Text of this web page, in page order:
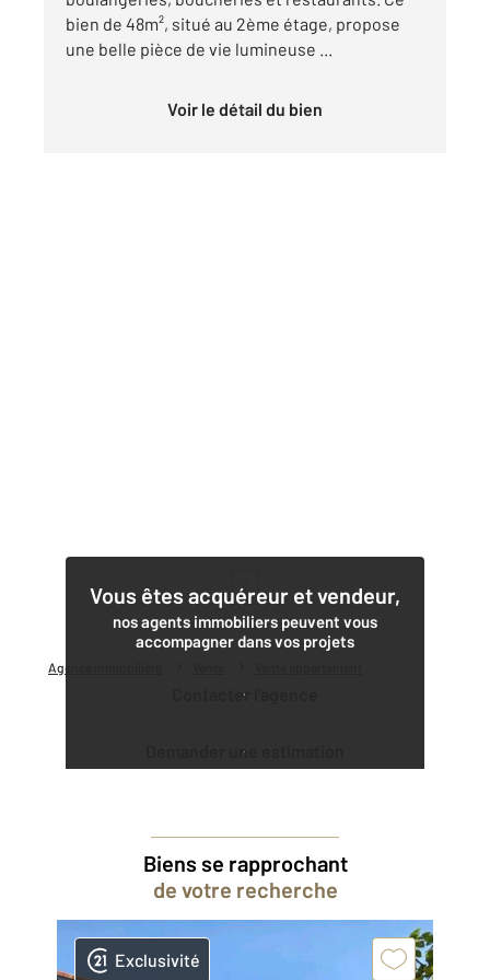
Agence immobilière
bien de 48m², situé au 2ème étage, propose
une belle pièce de vie lumineuse ...
Voir le détail du bien
Vous êtes acquéreur et vendeur,
nos agents immobiliers peuvent vous
accompagner dans vos projets
Contacter l'agence
Demander une estimation
1
Biens se rapprochant
de votre recherche
Exclusivité